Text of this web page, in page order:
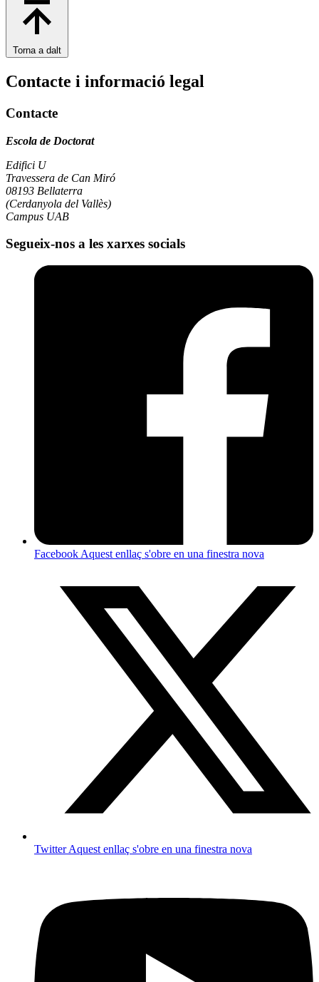
Torna a dalt
Contacte i informació legal
Contacte
Escola de Doctorat
Edifici U
Travessera de Can Miró
08193 Bellaterra
(Cerdanyola del Vallès)
Campus UAB
Segueix-nos a les xarxes socials
Facebook Aquest enllaç s'obre en una finestra nova
TwitterAquest enllaç s'obre en una finestra nova